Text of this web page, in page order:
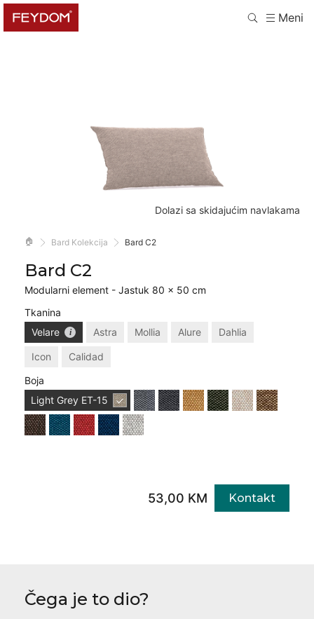
Meni
Dolazi sa skidajućim navlakama
🏠 Bard Kolekcija Bard C2
Bard C2
Modularni element - Jastuk 80 × 50 cm
Tkanina
Velare
Astra Mollia Alure Dahlia
Icon
Calidad
Boja
Light Grey ET-15
53,00 KM Kontakt
Čega je to dio?